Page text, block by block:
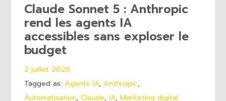
Claude Sonnet 5 : Anthropic
rend les agents IA
accessibles sans exploser le
budget
2 juillet 2026
Tagged as:Agents IA,Anthropic,
Automatisation,Claude,IA,Marketing digital